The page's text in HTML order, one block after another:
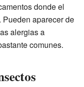
donde el
aparecer de
alergias a
comunes.